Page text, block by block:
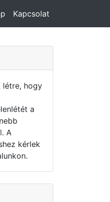
Kapcsolat
létre, hogy
a
A
kérlek